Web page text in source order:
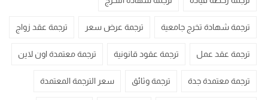
ترجمة شهادة تخرج جامعية ترجمة عرض سعر ترجمة عقد زواج
ترجمة عقد عمل ترجمة عقود قانونية ترجمة معتمدة اون لاين
ترجمة معتمدة جدة ترجمة وثائق سعر الترجمة المعتمدة